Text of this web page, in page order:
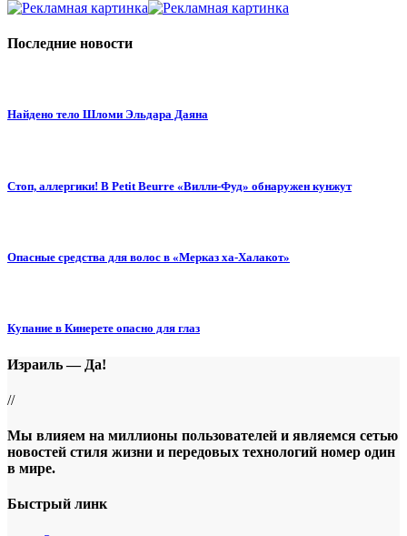
Последние новости
Найдено тело Шломи Эльдара Даяна
Стоп, аллергики! В Petit Beurre «Вилли-Фуд» обнаружен кунжут
Опасные средства для волос в «Мерказ ха-Халакот»
Купание в Кинерете опасно для глаз
Израиль — Да!
//
Мы влияем на миллионы пользователей и являемся сетью
новостей стиля жизни и передовых технологий номер один
в мире.
Быстрый линк